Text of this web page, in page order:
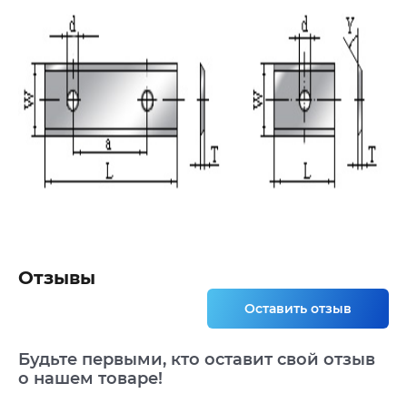
Отзывы
Оставить отзыв
Будьте первыми, кто оставит свой отзыв
о нашем товаре!